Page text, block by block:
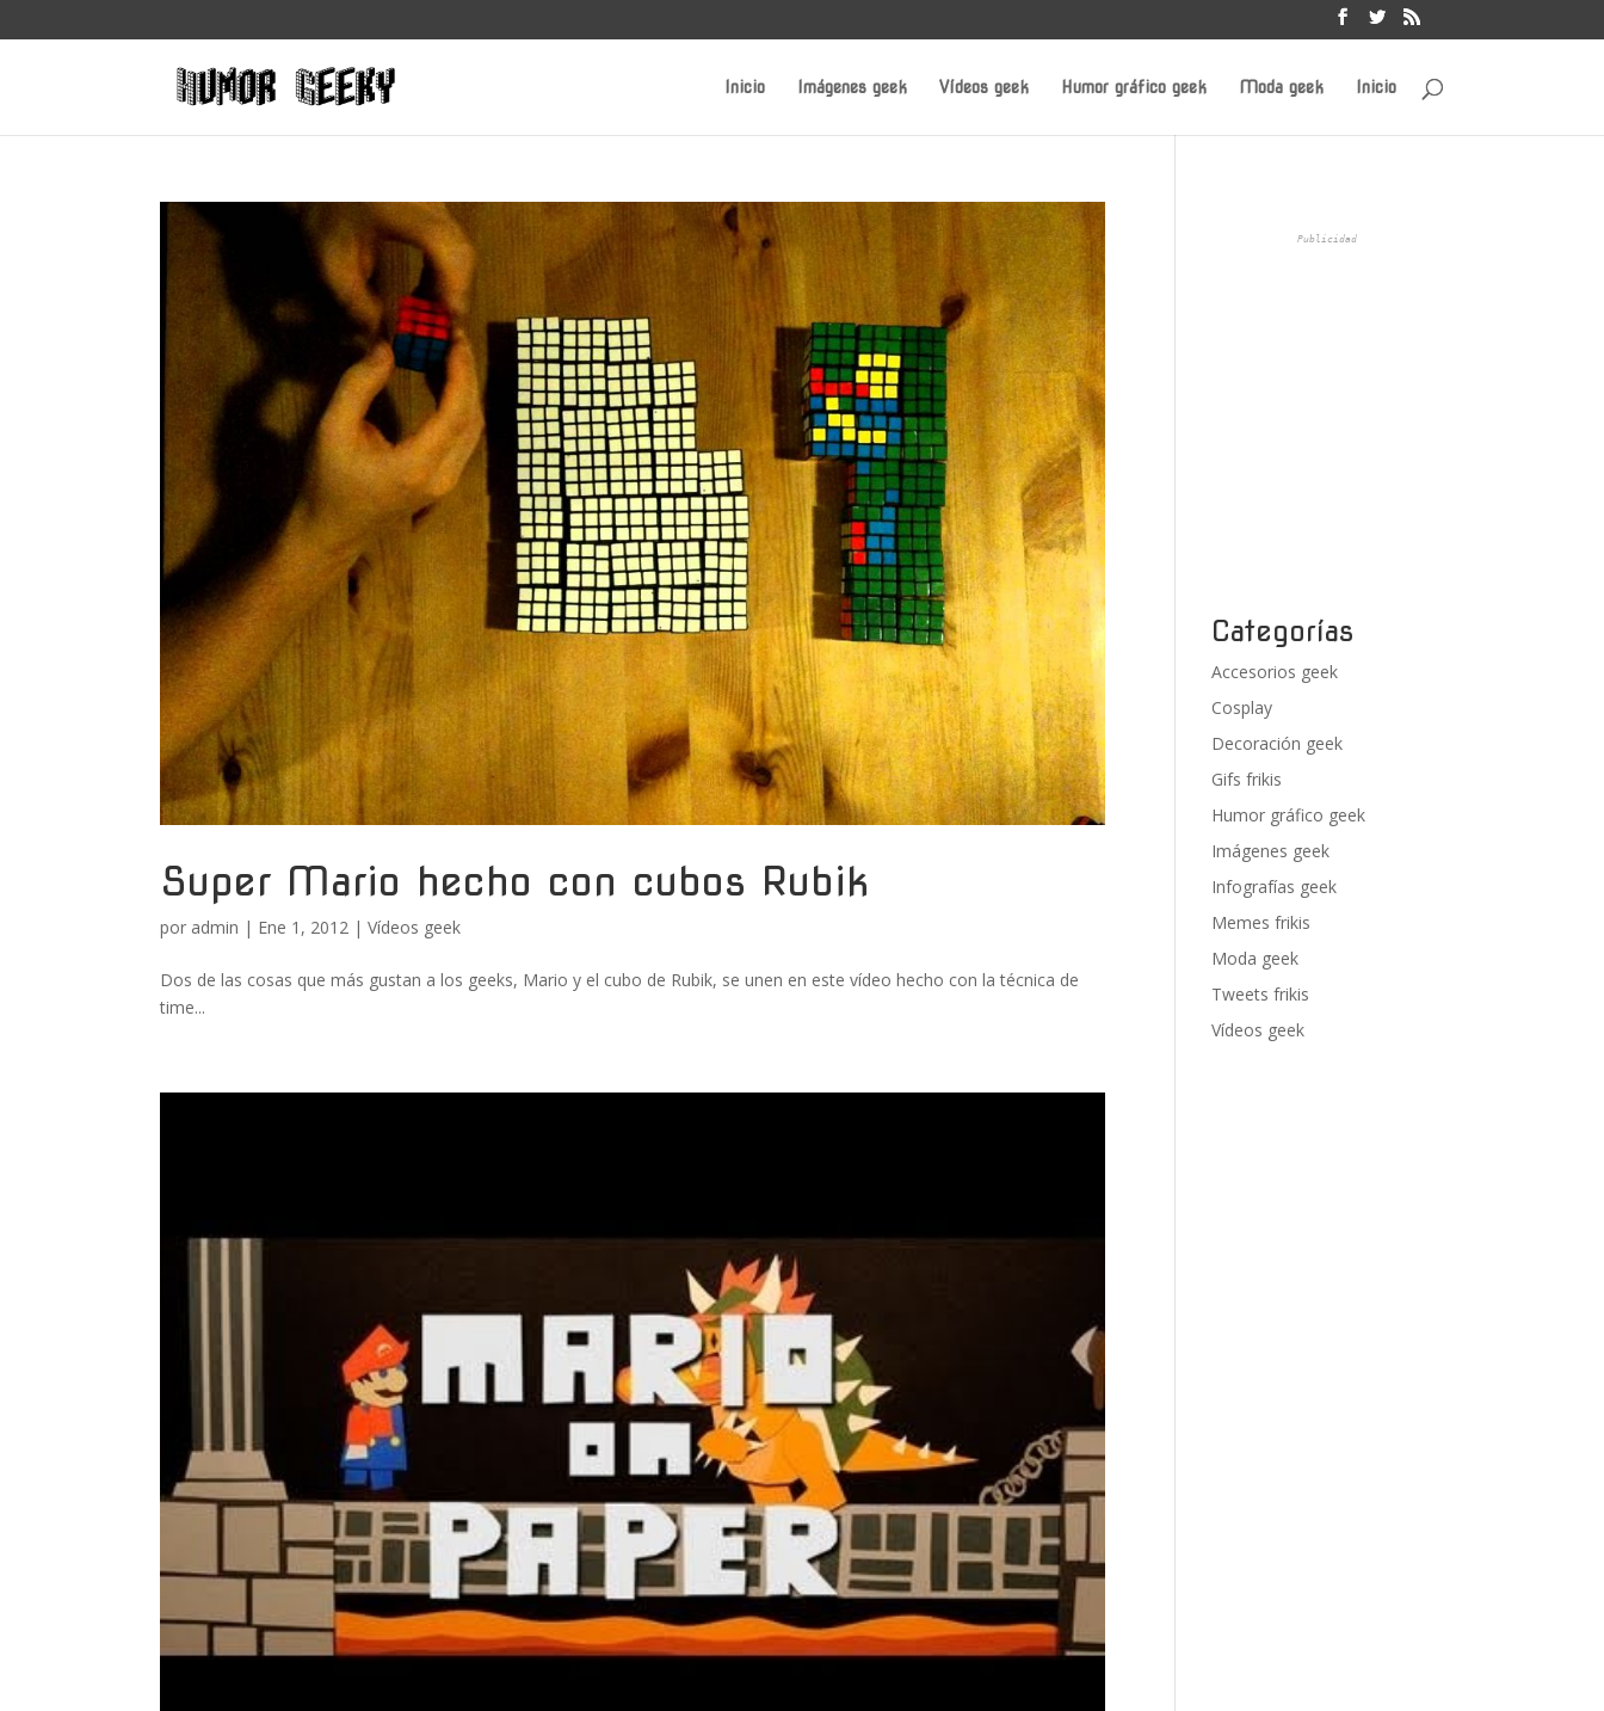
Inicio Imágenes geek Vídeos geek Humor gráfico geek Moda geek Inicio
Super Mario hecho con cubos Rubik
por admin | Ene 1, 2012 |Vídeos geek
Dos de las cosas que más gustan a los geeks, Mario y el cubo de Rubik, se unen en este vídeo hecho con la técnica de
time...
Publicidad
Categorías
Accesorios geek
Cosplay
Decoración geek
Gifs frikis
Humor gráfico geek
Imágenes geek
Infografías geek
Memes frikis
Moda geek
Tweets frikis
Vídeos geek